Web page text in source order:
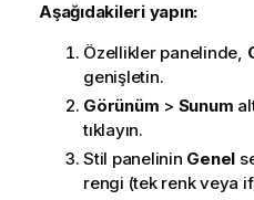
Aşağıdakileri yapın:
Özellikler panelinde,
genişletin.
Görünüm > Sunum
tıklayın.
Stil panelinin Genel
rengi (tek renk veya